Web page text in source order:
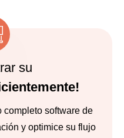
su
completo software de
y optimice su flujo